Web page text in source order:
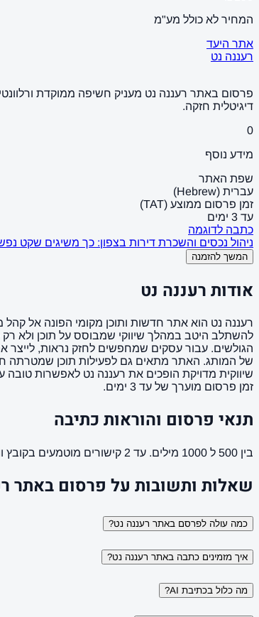
המחיר לא כולל מע"מ
אתר היעד
רעננה נט
פרסום באתר רעננה נט מעניק חשיפה ממוקדת
דיגיטלית חזקה.
0
מידע נוסף
שפת האתר
עברית (Hebrew)
זמן פרסום ממוצע (TAT)
עד 3 ימים
כתבה לדוגמה
ניהול נכסים והשכרת דירות בצפון: כך משיגים שקט
המשך להזמנה
אודות רעננה נט
רעננה נט הוא אתר חדשות ותוכן מקומי הפונה אל קהל
להשתלב היטב במהלך שיווקי שמבוסס על תוכן ולא
הגולשים. עבור עסקים שמחפשים לחזק נראות, לייצר
של המותג. האתר מתאים גם לפעילות תוכן שמטרתה
שיווקית מדויקת הופכים את רעננה נט לאפשרות
זמן פרסום מוערך של עד 3 ימים.
תנאי פרסום והוראות כתיבה
בין 500 ל 1000 מילים. עד 2 קישורים מוטמעים בקובץ וורד. אם תמונה ממך תמונה מאושרת לשימוש. הקישורים לא יופיעו בפסקה הראשונה של המאמר ( כותרת המשנה ).
שאלות ותשובות על פרסום באתר
כמה עולה לפרסם באתר רעננה נט?
איך מזמינים כתבה באתר רעננה נט?
מה כלול בכתיבת AI?